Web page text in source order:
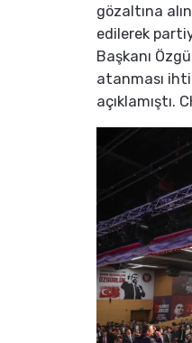
gözaltına
edilerek
Başkanı
atanması
açıklamıştı.